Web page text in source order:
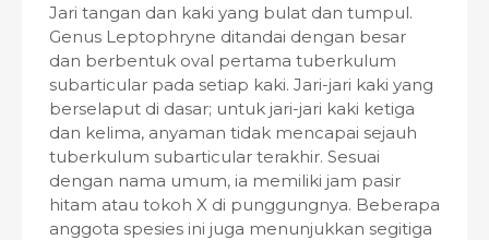
Jari tangan dan kaki yang bulat dan tumpul.
Genus Leptophryne ditandai dengan besar
dan berbentuk oval pertama tuberkulum
subarticular pada setiap kaki. Jari-jari kaki yang
berselaput di dasar; untuk jari-jari kaki ketiga
dan kelima, anyaman tidak mencapai sejauh
tuberkulum subarticular terakhir. Sesuai
dengan nama umum, ia memiliki jam pasir
hitam atau tokoh X di punggungnya. Beberapa
anggota spesies ini juga menunjukkan segitiga